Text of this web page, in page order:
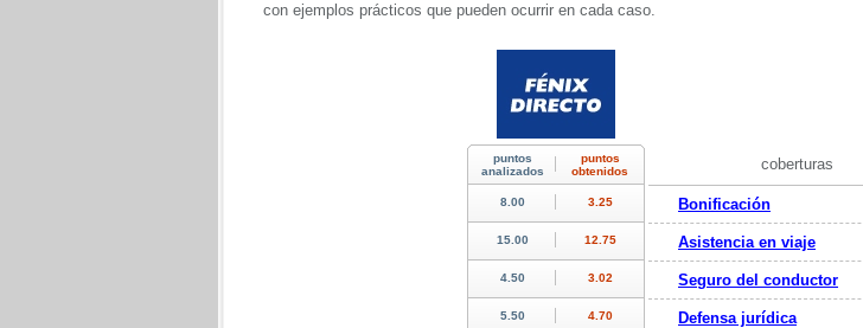
con ejemplos prácticos que pueden ocurrir en cada caso.
coberturas
Bonificación
Asistencia en viaje
Seguro del conductor
Defensa jurídica